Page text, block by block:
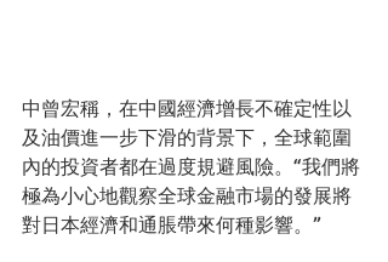
中曾宏稱，在中國經濟增長不確定性以
及油價進一步下滑的背景下，全球範圍
內的投資者都在過度規避風險。“我們將
極為小心地觀察全球金融市場的發展將
對日本經濟和通脹帶來何種影響。”